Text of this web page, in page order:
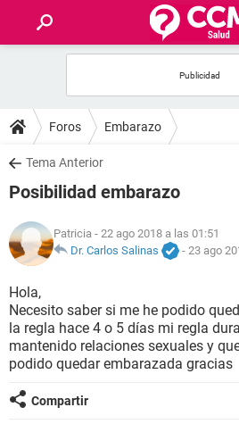
FOROS
SALUD
NUTRICIÓN
BIENESTAR
SEXUALIDAD
GLOSARIO
Foros Embarazo
Tema Anterior
Posibilidad embarazo
Patricia - 22 ago 2018 a las 01:51
Dr. Carlos Salinas
- 23 ago
Hola,
Necesito saber si me he podido
la regla hace 4 o 5 días mi regla
mantenido relaciones sexuales y
podido quedar embarazada gracias
Compartir